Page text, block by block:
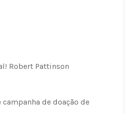
Robert Pattinson
de doação de